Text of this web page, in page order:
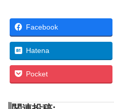
Facebook
Hatena
Pocket